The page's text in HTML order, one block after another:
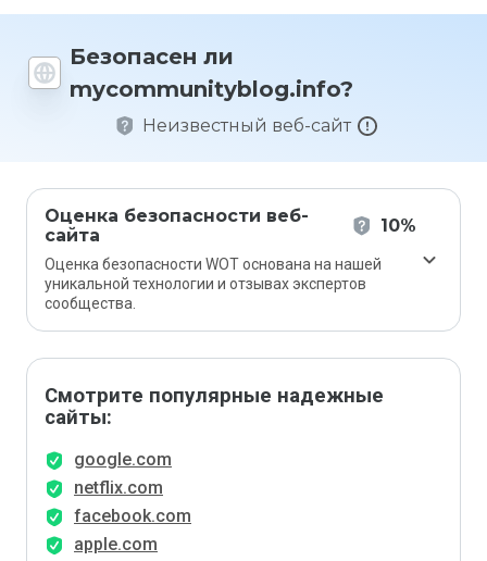
Безопасен ли
mycommunityblog.info?
Неизвестный веб-сайт
Оценка безопасности веб-
сайта
10%
Оценка безопасности WOT основана на нашей
уникальной технологии и отзывах экспертов
сообщества.
Смотрите популярные надежные
сайты:
google.com
netflix.com
facebook.com
apple.com
сайт от